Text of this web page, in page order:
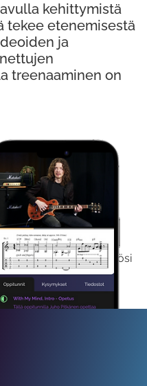
sisältömme käyttöösi
kehittymistä
tekee etenemisestä
ja
treenaaminen on